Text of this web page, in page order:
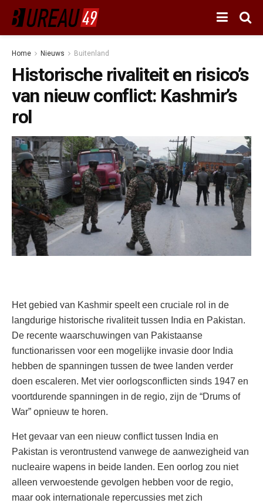
Home Nieuws Buitenland
Historische rivaliteit en risico’s
van nieuw conflict: Kashmir’s
rol
Het gebied van Kashmir speelt een cruciale rol in de
langdurige historische rivaliteit tussen India en Pakistan.
De recente waarschuwingen van Pakistaanse
functionarissen voor een mogelijke invasie door India
hebben de spanningen tussen de twee landen verder
doen escaleren. Met vier oorlogsconflicten sinds 1947 en
voortdurende spanningen in de regio, zijn de “Drums of
War” opnieuw te horen.
Het gevaar van een nieuw conflict tussen India en
Pakistan is verontrustend vanwege de aanwezigheid van
nucleaire wapens in beide landen. Een oorlog zou niet
alleen verwoestende gevolgen hebben voor de regio,
maar ook internationale repercussies met zich